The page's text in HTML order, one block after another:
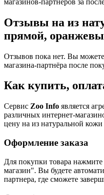
Отзывы на из
прямой,
Отзывов пока нет. Вы можете
магазина-партнёра после
Как купить,
Сервис Zoo Info является
различных интернет-
цену на из натуральной
Оформление заказа
Для покупки товара
магазин". Вы будете
партнера, где сможете